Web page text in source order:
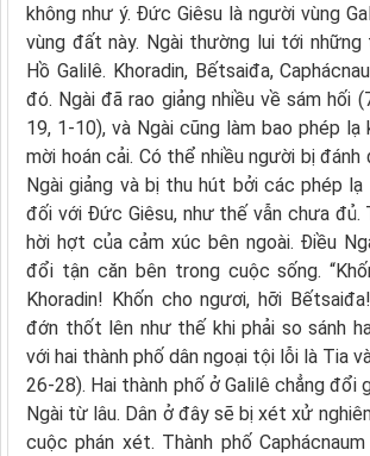
không như ý. Đức Giêsu là người vùng
vùng đất này. Ngài thường lui tới những
Hồ Galilê. Khoradin, Bếtsaiđa,
đó. Ngài đã rao giảng nhiều về sám hối
19, 1-10), và Ngài cũng làm bao phép
mời hoán cải. Có thể nhiều người bị đánh
Ngài giảng và bị thu hút bởi các phép lạ
đối với Đức Giêsu, như thế vẫn chưa đủ.
hời hợt của cảm xúc bên ngoài. Điều
đổi tận căn bên trong cuộc sống.
Khoradin! Khốn cho ngươi, hỡi
đớn thốt lên như thế khi phải so sánh
với hai thành phố dân ngoại tội lỗi là Tia
26-28). Hai thành phố ở Galilê chẳng đổi
Ngài từ lâu. Dân ở đây sẽ bị xét xử
cuộc phán xét. Thành phố